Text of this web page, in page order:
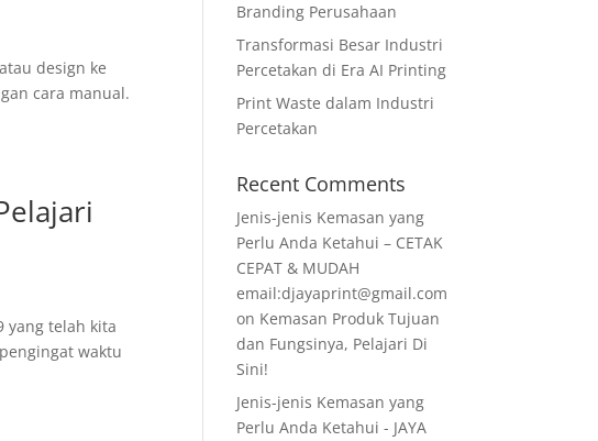
design ke
cara manual.
yang telah kita
waktu
Branding Perusahaan
Transformasi Besar Industri
Percetakan di Era AI Printing
Print Waste dalam Industri
Percetakan
Recent Comments
Jenis-jenis Kemasan yang
Perlu Anda Ketahui – CETAK
CEPAT & MUDAH
email:djayaprint@gmail.com
on Kemasan Produk Tujuan
dan Fungsinya, Pelajari Di
Sini!
Jenis-jenis Kemasan yang
Perlu Anda Ketahui - JAYA